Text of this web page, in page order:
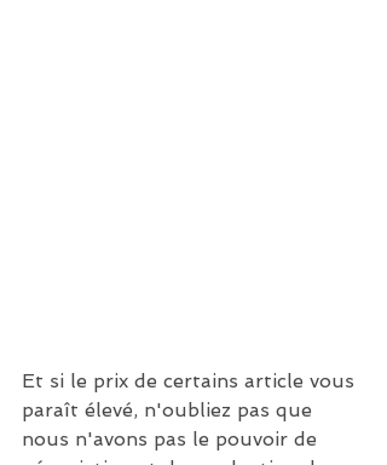
Et si le prix de certains article vous
paraît élevé, n'oubliez pas que
nous n'avons pas le pouvoir de